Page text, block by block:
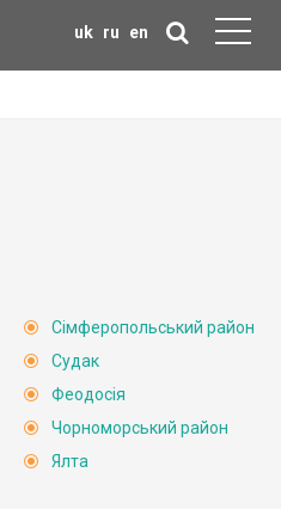
uk ru en
Сімферопольський район
Судак
Феодосія
Чорноморський район
Ялта